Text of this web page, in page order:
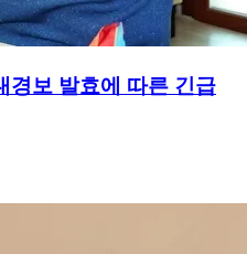
경보 발효에 따른 긴급